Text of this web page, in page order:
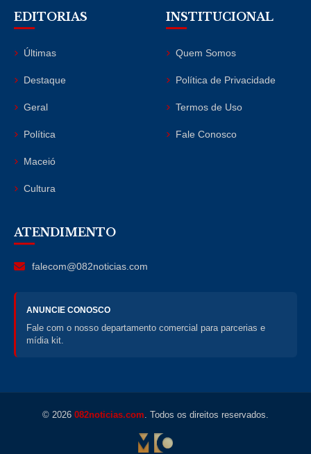
EDITORIAS
Últimas
Destaque
Geral
Política
Maceió
Cultura
INSTITUCIONAL
Quem Somos
Política de Privacidade
Termos de Uso
Fale Conosco
ATENDIMENTO
falecom@082noticias.com
ANUNCIE CONOSCO
Fale com o nosso departamento comercial para parcerias e
mídia kit.
© 2026 082noticias.com . Todos os direitos reservados.